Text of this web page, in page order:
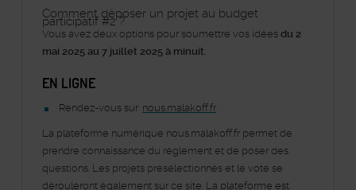
Comment déposer un projet au budget
participatif #2 ?
Vous avez deux options pour soumettre vos idées du 2
mai 2025 au 7 juillet 2025 à minuit.
EN LIGNE
Rendez-vous sur nous.malakoff.fr
La plateforme numérique nous.malakoff.fr permet de
prendre connaissance du règlement et de poser des
questions. Les projets présélectionnés et le vote se
dérouleront également sur ce site. La plateforme est